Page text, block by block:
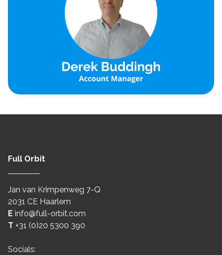
Full Orbit
Jan van Krimpenweg 7-Q
2031 CE Haarlem
E info@full-orbit.com
T +31 (0)20 5300 390
Socials: